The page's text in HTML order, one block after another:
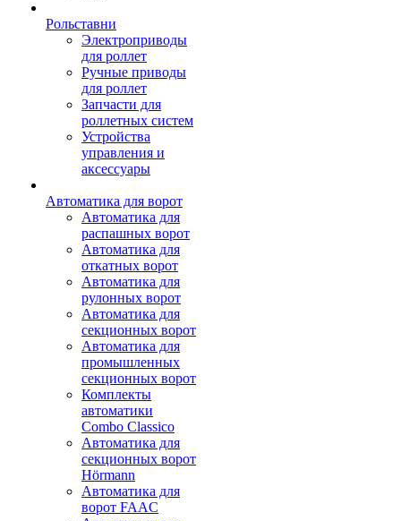
Рольставни
Электроприводы
для роллет
Ручные приводы
для роллет
Запчасти для
роллетных систем
Устройства
управления и
аксессуары
Автоматика для ворот
Автоматика для
распашных ворот
Автоматика для
откатных ворот
Автоматика для
рулонных ворот
Автоматика для
секционных ворот
Автоматика для
промышленных
секционных ворот
Комплекты
автоматики
Combo Classico
Автоматика для
секционных ворот
Hörmann
Автоматика для
ворот FAAC